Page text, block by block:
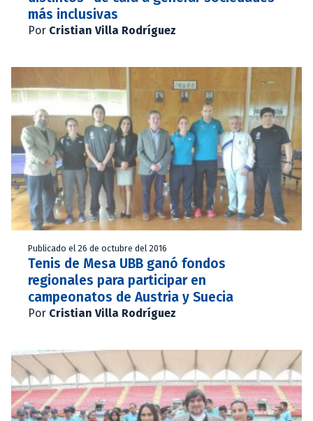
más inclusivas
Por Cristian Villa Rodríguez
Publicado el 26 de octubre del 2016
Tenis de Mesa UBB ganó fondos
regionales para participar en
campeonatos de Austria y Suecia
Por Cristian Villa Rodríguez